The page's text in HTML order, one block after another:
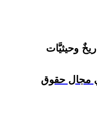
وحيثيَّات
مجال حقوق